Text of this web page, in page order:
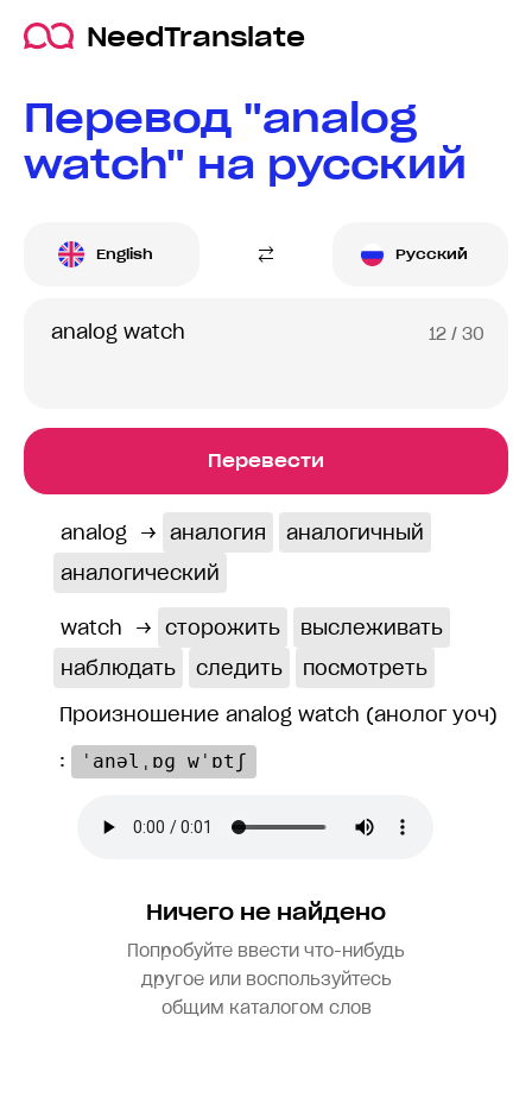
NeedTranslate
Перевод "analog
watch" на русский
English Русский
12 / 30
Перевести
analog → аналогия
аналогичный
аналогический
watch → сторожить
выслеживать
наблюдать
следить
посмотреть
Произношение analog watch (анолог yоч)
:
ˈanəlˌɒɡ wˈɒtʃ
Ничего не найдено
Попробуйте ввести что-нибудь
другое или воспользуйтесь
общим каталогом слов